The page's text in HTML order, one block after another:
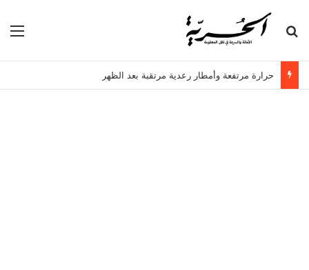
بحث عن
حرارة مرتفعة وأمطار رعدية مرتقبة بعد الظهر